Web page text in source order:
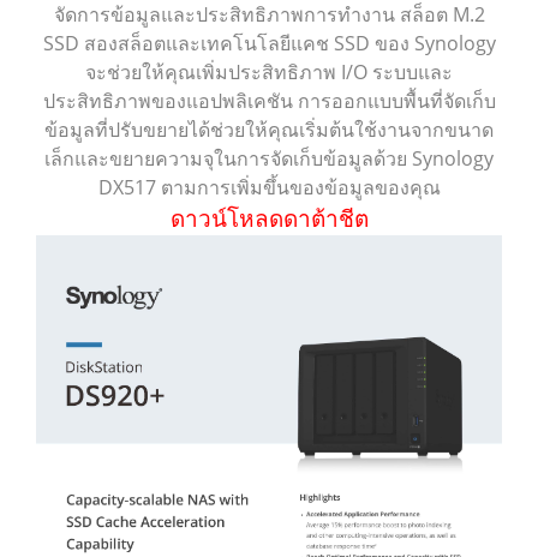
จัดการข้อมูลและประสิทธิภาพการทำงาน สล็อต M.2
SSD สองสล็อตและเทคโนโลยีแคช SSD ของ Synology
จะช่วยให้คุณเพิ่มประสิทธิภาพ I/O ระบบและ
ประสิทธิภาพของแอปพลิเคชัน การออกแบบพื้นที่จัดเก็บ
ข้อมูลที่ปรับขยายได้ช่วยให้คุณเริ่มต้นใช้งานจากขนาด
เล็กและขยายความจุในการจัดเก็บข้อมูลด้วย Synology
DX517 ตามการเพิ่มขึ้นของข้อมูลของคุณ
ดาวน์โหลดดาต้าชีต